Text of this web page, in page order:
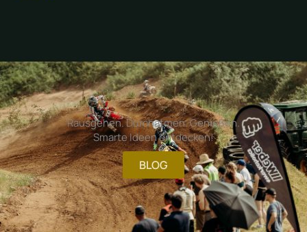
Rausgehen. Durchatmen. Genießen.
Smarte Ideen entdecken!
BLOG